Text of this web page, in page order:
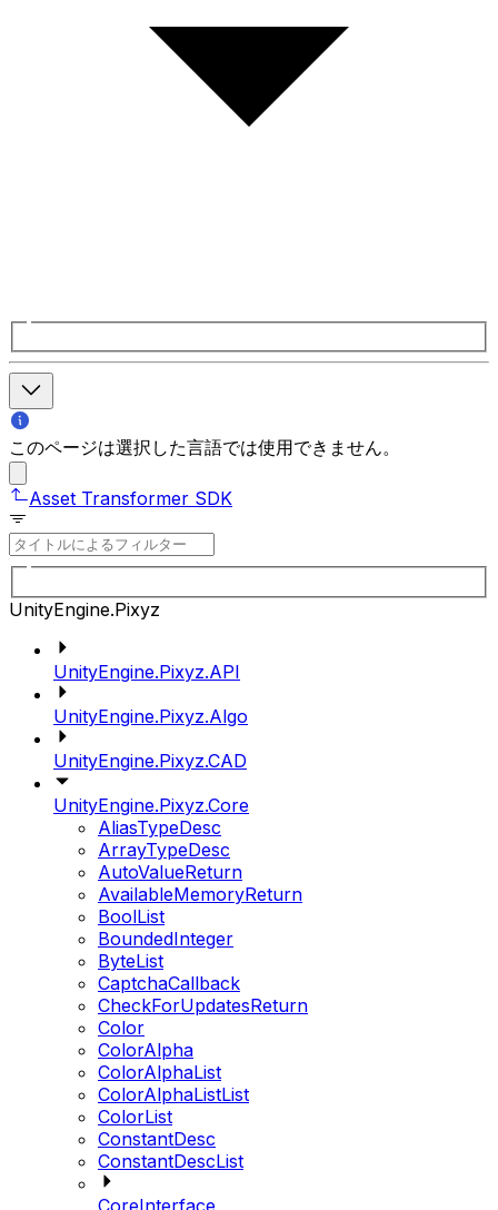
このページは選択した言語では使用できません。
Asset Transformer SDK
UnityEngine.Pixyz
UnityEngine.Pixyz.API
UnityEngine.Pixyz.Algo
UnityEngine.Pixyz.CAD
UnityEngine.Pixyz.Core
AliasTypeDesc
ArrayTypeDesc
AutoValueReturn
AvailableMemoryReturn
BoolList
BoundedInteger
ByteList
CaptchaCallback
CheckForUpdatesReturn
Color
ColorAlpha
ColorAlphaList
ColorAlphaListList
ColorList
ConstantDesc
ConstantDescList
CoreInterface